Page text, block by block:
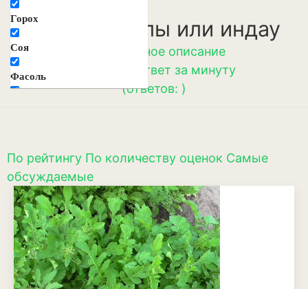
Горох
Соя
Фасоль
Аквилегия
Амарант
Анемона
Астильба
Сорта руколы или индау
Подробное описание
Вопрос-ответ за минуту
(ответов: )
По рейтингу По количеству оценок Самые
обсуждаемые